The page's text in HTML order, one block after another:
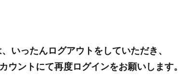
いったんログアウトをしていただき、
ウントにて再度ログインをお願いします。